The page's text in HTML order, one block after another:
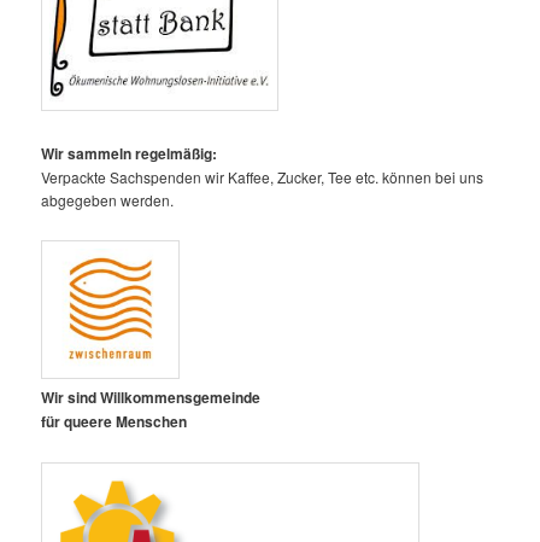
Wir sammeln regelmäßig:
Verpackte Sachspenden wir Kaffee, Zucker, Tee etc. können bei uns
abgegeben werden.
Wir sind Willkommensgemeinde
für queere Menschen